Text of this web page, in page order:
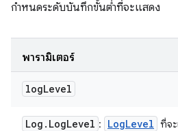
กำหนดระดับบันทึกขั้นต่ำที่จะแสดง
พารามิเตอร์
logLevel
Log . LogLevel : LogLevel ที่จ